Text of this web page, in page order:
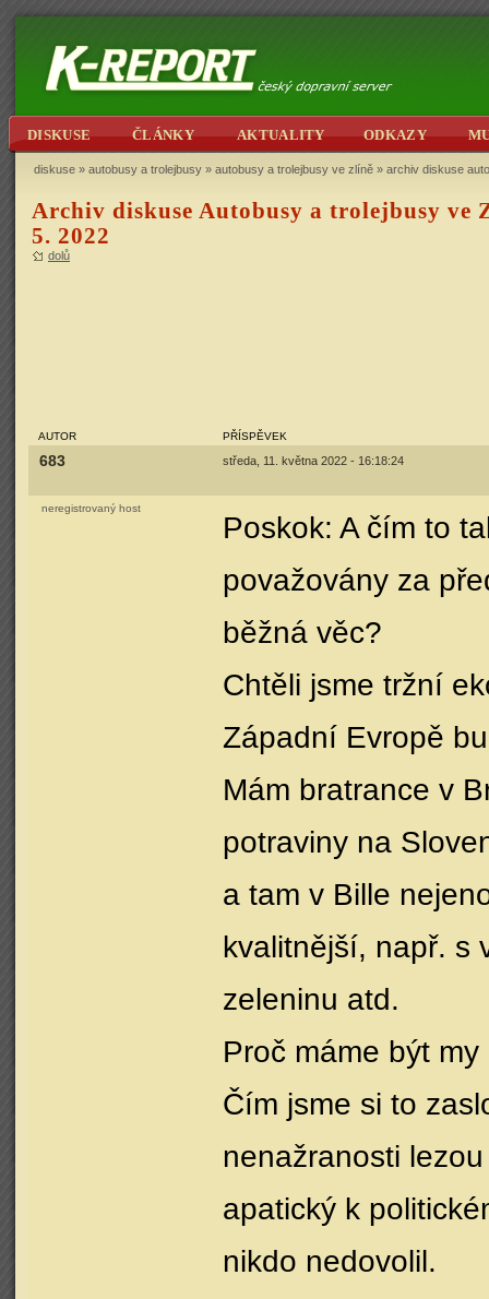
DISKUSE ČLÁNKY AKTUALITY ODKAZY
diskuse » autobusy a trolejbusy » autobusy a trolejbusy ve zlíně » archiv diskuse
Archiv diskuse Autobusy a trolejbusy ve
5. 2022
dolů
AUTOR PŘÍSPĚVEK
683 středa, 11. května 2022 - 16:18:24
neregistrovaný host
Poskok: A čím to
považovány za
běžná věc?
Chtěli jsme tržní
Západní Evropě
Mám bratrance v
potraviny na
a tam v Bille
kvalitnější, např. s
zeleninu atd.
Proč máme být
Čím jsme si to
nenažranosti
apatický k
nikdo nedovolil.